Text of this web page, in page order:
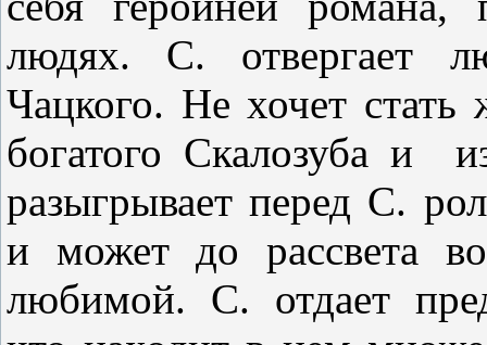
людях. С. отвергает
Чацкого. Не хочет стать
богатого Скалозуба и
разыгрывает перед С.
и может до рассвета
любимой. С. отдает